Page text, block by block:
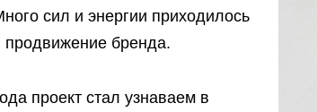
сил и энергии приходилось
продвижение бренда.
проект стал узнаваем в